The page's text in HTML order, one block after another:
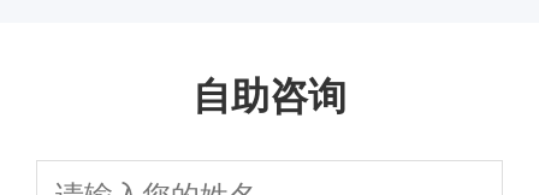
自助咨询